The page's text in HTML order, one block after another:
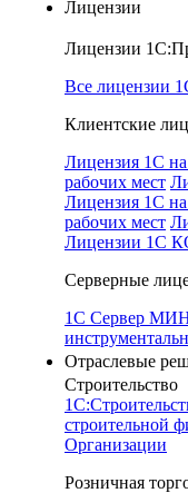
Лицензии
Лицензии
Все лицензии
Клиентские
Лицензия 1С на
рабочих мест
Лицензия 1С
рабочих мест
Лицензии 1С
Серверные
1C Сервер
Отраслевые
Строительство
строительной
Организации
Розничная